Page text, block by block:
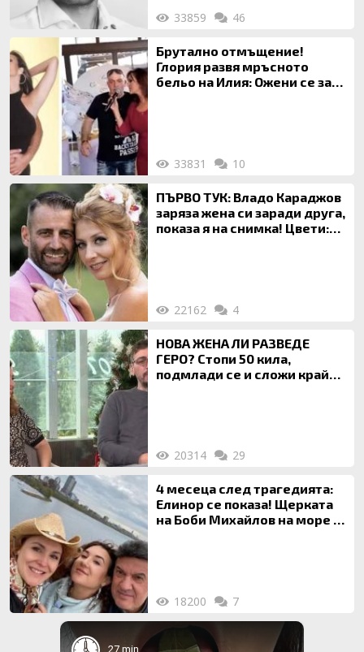
33859 46
Брутално отмъщение!
Глория развя мръсното
бельо на Илия: Ожени се за
33831 10
ПЪРВО ТУК: Владо Караджов
заряза жена си заради друга,
показа я на снимка! Цвети:
22162 4
НОВА ЖЕНА ЛИ РАЗВЕДЕ
ГЕРО? Стопи 50 кила,
подмлади се и сложи край
20314 29
4 месеца след трагедията:
Елинор се показа! Щерката
на Боби Михайлов на море с
18200 7
27 min